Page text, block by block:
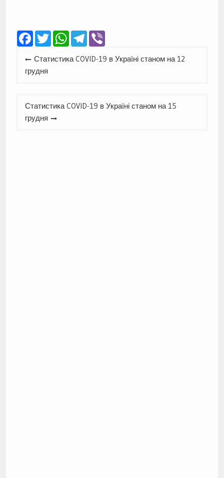
Facebook
TwitterWhatsApp
Telegram
Viber
Навігація
записів
Статистика COVID-19 в Україні станом на 12
грудня
Статистика COVID-19 в Україні станом на 15
грудня